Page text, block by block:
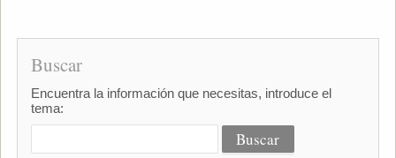
Buscar
Encuentra la información que necesitas, introduce el
tema: